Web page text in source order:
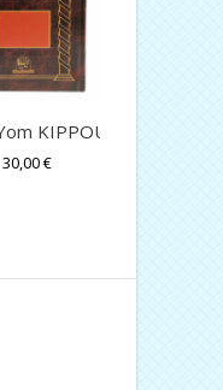
KIPPOUR...
30,00 €